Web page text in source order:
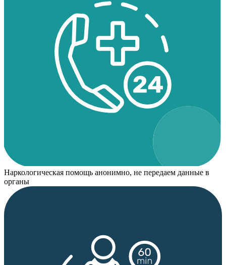
Наркологическая помощь анонимно, не передаем данные в
органы